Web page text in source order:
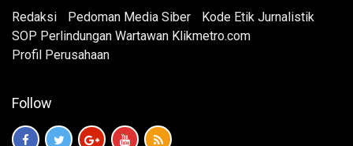
Redaksi Pedoman Media Siber
Kode Etik Jurnalistik
SOP Perlindungan Wartawan Klikmetro.com
Profil Perusahaan
Follow